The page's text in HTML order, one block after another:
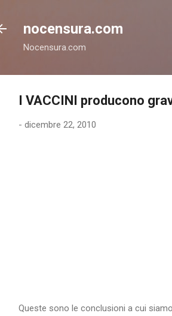
nocensura.com
Nocensura.com
I VACCINI producono
- dicembre 22, 2010
Queste sono le conclusioni a cui